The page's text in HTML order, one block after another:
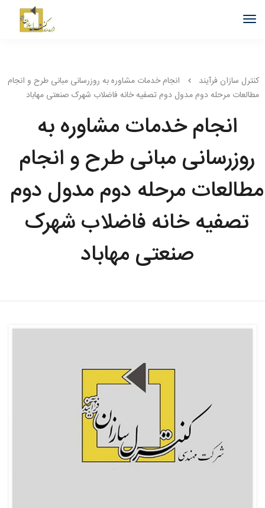
کنترل سازان فرآیند
انجام خدمات مشاوره به روزرسانی مبانی طرح و انجام
مطالعات مرحله دوم مدول دوم تصفیه خانه فاضلاب شهرک صنعتی مهاباد
انجام خدمات مشاوره به
روزرسانی مبانی طرح و انجام
مطالعات مرحله دوم مدول دوم
تصفیه خانه فاضلاب شهرک
صنعتی مهاباد